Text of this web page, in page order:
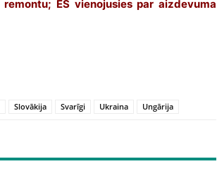
ES vienojusies par aizdevuma
Slovākija Svarīgi Ukraina Ungārija